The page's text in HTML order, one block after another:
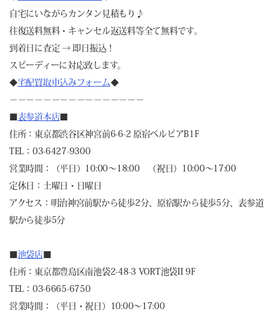
自宅にいながらカンタン見積もり♪
往復送料無料・キャンセル返送料等全て無料です。
到着日に査定 → 即日振込！
スピーディーに対応致します。
◆宅配買取申込みフォーム◆
－－－－－－－－－－－－－－－－
表参道本店
住所：東京都渋谷区神宮前6-6-2 原宿ベルピアB1F
TEL：03-6427-9300
営業時間：（平日）10:00～18:00 （祝日）10:00～17:00
定休日：土曜日・日曜日
アクセス：明治神宮前駅から徒歩2分、原宿駅から徒歩5分、表参道
駅から徒歩5分
池袋店
住所：東京都豊島区南池袋2-48-3 VORT池袋II 9F
TEL：03-6665-6750
営業時間：（平日・祝日）10:00～17:00